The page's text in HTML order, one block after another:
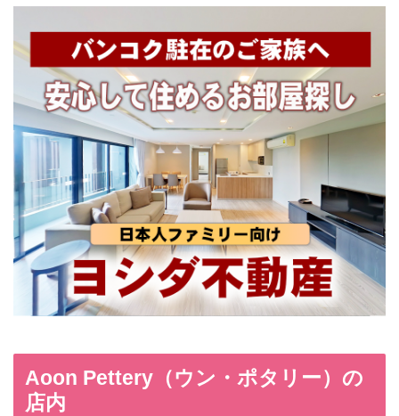
Aoon Pettery（ウン・ポタリー）の
店内